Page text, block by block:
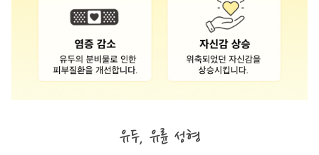
유두, 유륜 성형